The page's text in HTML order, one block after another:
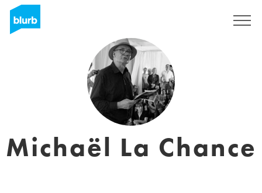
Michaël La Chance